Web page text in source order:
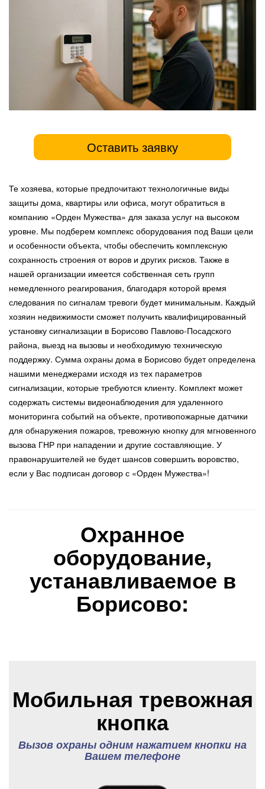
Оставить заявку
Те хозяева, которые предпочитают технологичные виды
защиты дома, квартиры или офиса, могут обратиться в
компанию «Орден Мужества» для заказа услуг на высоком
уровне. Мы подберем комплекс оборудования под Ваши цели
и особенности объекта, чтобы обеспечить комплексную
сохранность строения от воров и других рисков. Также в
нашей организации имеется собственная сеть групп
немедленного реагирования, благодаря которой время
следования по сигналам тревоги будет минимальным. Каждый
хозяин недвижимости сможет получить квалифицированный
установку сигнализации в Борисово Павлово-Посадского
района, выезд на вызовы и необходимую техническую
поддержку. Сумма охраны дома в Борисово будет определена
нашими менеджерами исходя из тех параметров
сигнализации, которые требуются клиенту. Комплект может
содержать системы видеонаблюдения для удаленного
мониторинга событий на объекте, противопожарные датчики
для обнаружения пожаров, тревожную кнопку для мгновенного
вызова ГНР при нападении и другие составляющие. У
правонарушителей не будет шансов совершить воровство,
если у Вас подписан договор с «Орден Мужества»!
Охранное
оборудование,
устанавливаемое в
Борисово:
Мобильная тревожная
кнопка
Вызов охраны одним нажатием кнопки на
Вашем телефоне